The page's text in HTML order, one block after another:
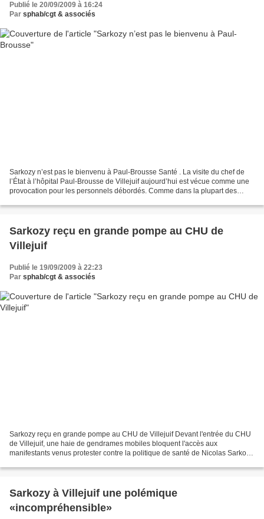
Publié le 20/09/2009 à 16:24
Par sphab/cgt & associés
Sarkozy n’est pas le bienvenu à Paul-Brousse Santé . La visite du chef de
l’État à l’hôpital Paul-Brousse de Villejuif aujourd’hui est vécue comme une
provocation pour les personnels débordés. Comme dans la plupart des
Sarkozy reçu en grande pompe au CHU de
Villejuif
Publié le 19/09/2009 à 22:23
Par sphab/cgt & associés
Sarkozy reçu en grande pompe au CHU de Villejuif Devant l'entrée du CHU
de Villejuif, une haie de gendrames mobiles bloquent l'accès aux
manifestants venus protester contre la politique de santé de Nicolas Sarkozy.
Sarkozy à Villejuif une polémique
«incompréhensible»